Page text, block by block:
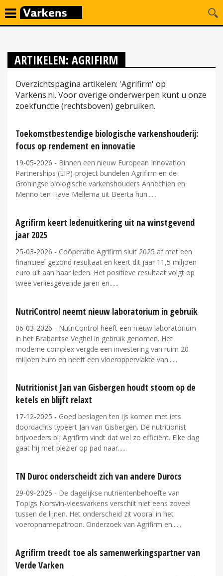
ARTIKELEN: AGRIFIRM
Overzichtspagina artikelen: 'Agrifirm' op
Varkens.nl. Voor overige onderwerpen kunt u onze
zoekfunctie (rechtsboven) gebruiken.
Toekomstbestendige biologische varkenshouderij:
focus op rendement en innovatie
19-05-2026 - Binnen een nieuw European Innovation
Partnerships (EIP)-project bundelen Agrifirm en de
Groningse biologische varkenshouders Annechien en
Menno ten Have-Mellema uit Beerta hun...
Agrifirm keert ledenuitkering uit na winstgevend
jaar 2025
25-03-2026 - Coöperatie Agrifirm sluit 2025 af met een
financieel gezond resultaat en keert dit jaar 11,5 miljoen
euro uit aan haar leden. Het positieve resultaat volgt op
twee verliesgevende jaren en...
NutriControl neemt nieuw laboratorium in gebruik
06-03-2026 - NutriControl heeft een nieuw laboratorium
in het Brabantse Veghel in gebruik genomen. Het
moderne complex vergde een investering van ruim 20
miljoen euro en heeft een vloeroppervlakte van...
Nutritionist Jan van Gisbergen houdt stoom op de
ketels en blijft relaxt
17-12-2025 - Goed beslagen ten ijs komen met iets
doordachts typeert Jan van Gisbergen. De nutritionist
brijvoeders bij Agrifirm vindt dat wel zo efficiënt. Elke dag
gaat hij met plezier op pad naar...
TN Duroc onderscheidt zich van andere Durocs
29-09-2025 - De dagelijkse nutriëntenbehoefte van
Topigs Norsvin-vleesvarkens verschilt niet eens zoveel
tussen de lijnen. Het onderscheid zit vooral in het
voeropnamepatroon. Onderzoek van Agrifirm en...
Agrifirm treedt toe als samenwerkingspartner van
Verde Varken